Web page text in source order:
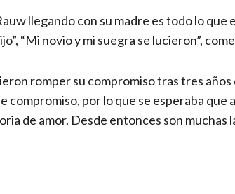
llegando con su madre es todo lo que
“Mi novio y mi suegra se lucieron”,
romper su compromiso tras tres años
compromiso, por lo que se esperaba que
de amor. Desde entonces son muchas